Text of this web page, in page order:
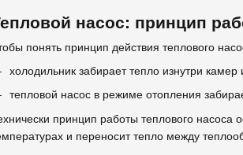
насос: принцип
понять принцип действия теплового
холодильник забирает тепло изнутри камер
тепловой насос в режиме отопления
принцип работы теплового насоса
и переносит тепло между